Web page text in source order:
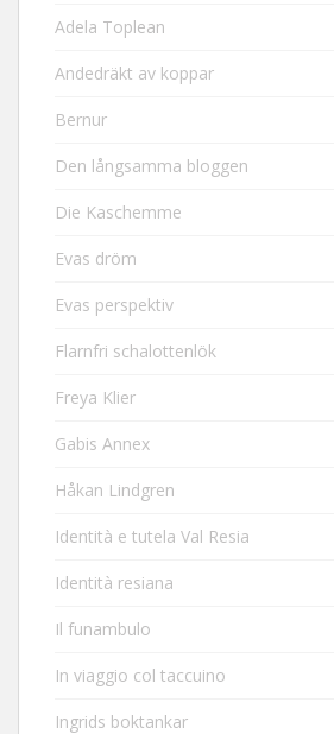
Adela Toplean
Andedräkt av koppar
Bernur
Den långsamma bloggen
Die Kaschemme
Evas dröm
Evas perspektiv
Flarnfri schalottenlök
Freya Klier
Gabis Annex
Håkan Lindgren
Identità e tutela Val Resia
Identità resiana
Il funambulo
In viaggio col taccuino
Ingrids boktankar